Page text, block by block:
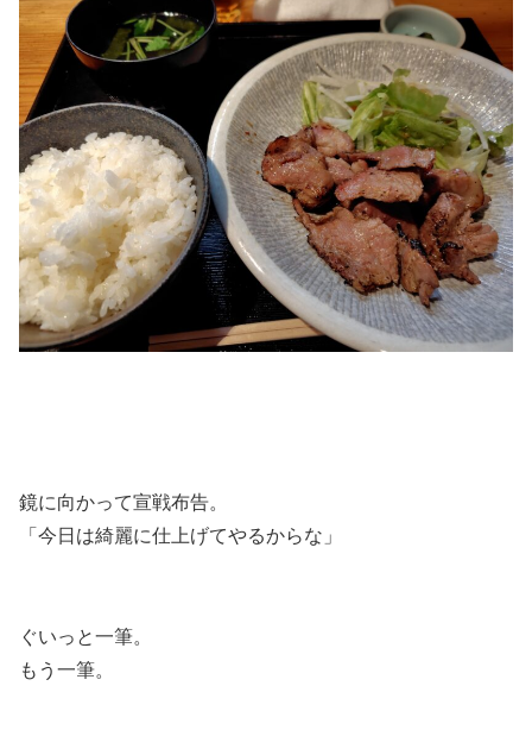
鏡に向かって宣戦布告。
「今日は綺麗に仕上げてやるからな」
ぐいっと一筆。
もう一筆。